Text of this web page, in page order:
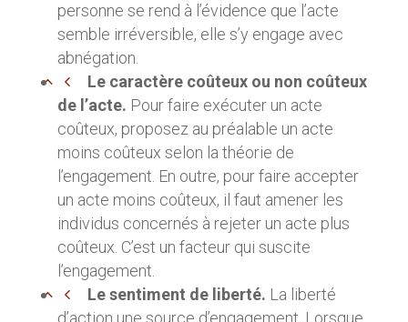
personne se rend à l’évidence que l’acte
semble irréversible, elle s’y engage avec
abnégation.
Le caractère coûteux ou non coûteux
de l’acte. Pour faire exécuter un acte
coûteux, proposez au préalable un acte
moins coûteux selon la théorie de
l’engagement. En outre, pour faire accepter
un acte moins coûteux, il faut amener les
individus concernés à rejeter un acte plus
coûteux. C’est un facteur qui suscite
l’engagement.
Le sentiment de liberté. La liberté